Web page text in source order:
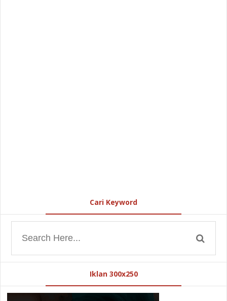
Cari Keyword
Iklan 300x250